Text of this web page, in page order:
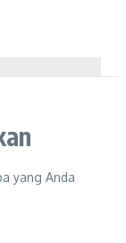
yang Anda